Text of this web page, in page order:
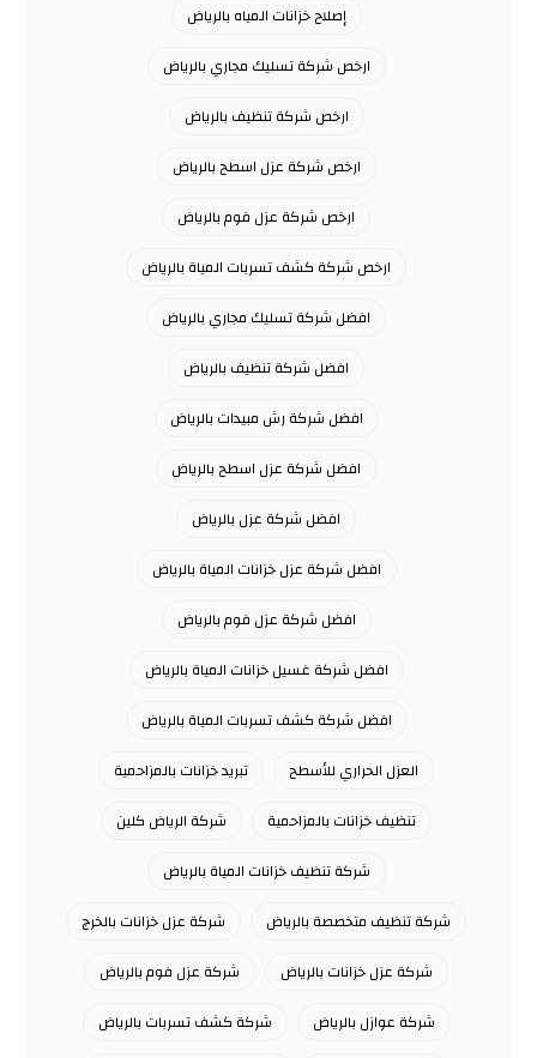
إصلاح خزانات المياه بالرياض
ارخص شركة تسليك مجاري بالرياض
ارخص شركة تنظيف بالرياض
ارخص شركة عزل اسطح بالرياض
ارخص شركة عزل فوم بالرياض
ارخص شركة كشف تسربات المياة بالرياض
افضل شركة تسليك مجاري بالرياض
افضل شركة تنظيف بالرياض
افضل شركة رش مبيدات بالرياض
افضل شركة عزل اسطح بالرياض
افضل شركة عزل بالرياض
افضل شركة عزل خزانات المياة بالرياض
افضل شركة عزل فوم بالرياض
افضل شركة غسيل خزانات المياة بالرياض
افضل شركة كشف تسربات المياة بالرياض
العزل الحراري للأسطح
تبريد خزانات بالمزاحمية
تنظيف خزانات بالمزاحمية
شركة الرياض كلين
شركة تنظيف خزانات المياة بالرياض
شركة تنظيف متخصصة بالرياض
شركة عزل خزانات بالخرج
شركة عزل خزانات بالرياض
شركة عزل فوم بالرياض
شركة عوازل بالرياض
شركة كشف تسربات بالرياض